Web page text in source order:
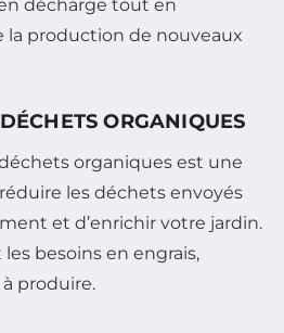
décharge tout en
la production de nouveaux
ORGANIQUES
organiques est une
les déchets envoyés
et d’enrichir votre jardin.
besoins en engrais,
produire.